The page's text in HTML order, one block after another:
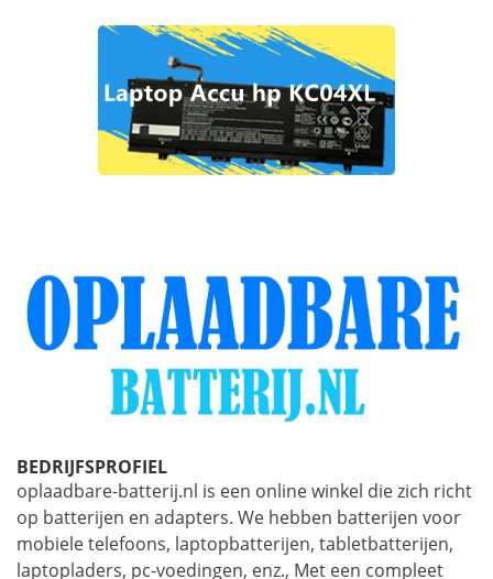
BEDRIJFSPROFIEL
oplaadbare-batterij.nl is een online winkel die zich richt
op batterijen en adapters. We hebben batterijen voor
mobiele telefoons, laptopbatterijen, tabletbatterijen,
laptopladers, pc-voedingen, enz., Met een compleet